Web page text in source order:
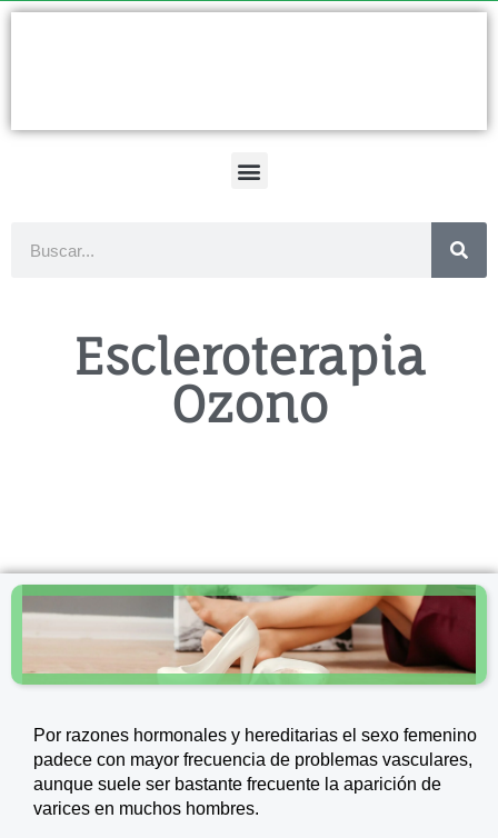
Escleroterapia
Ozono
Por razones hormonales y hereditarias el sexo femenino
padece con mayor frecuencia de problemas vasculares,
aunque suele ser bastante frecuente la aparición de
varices en muchos hombres.